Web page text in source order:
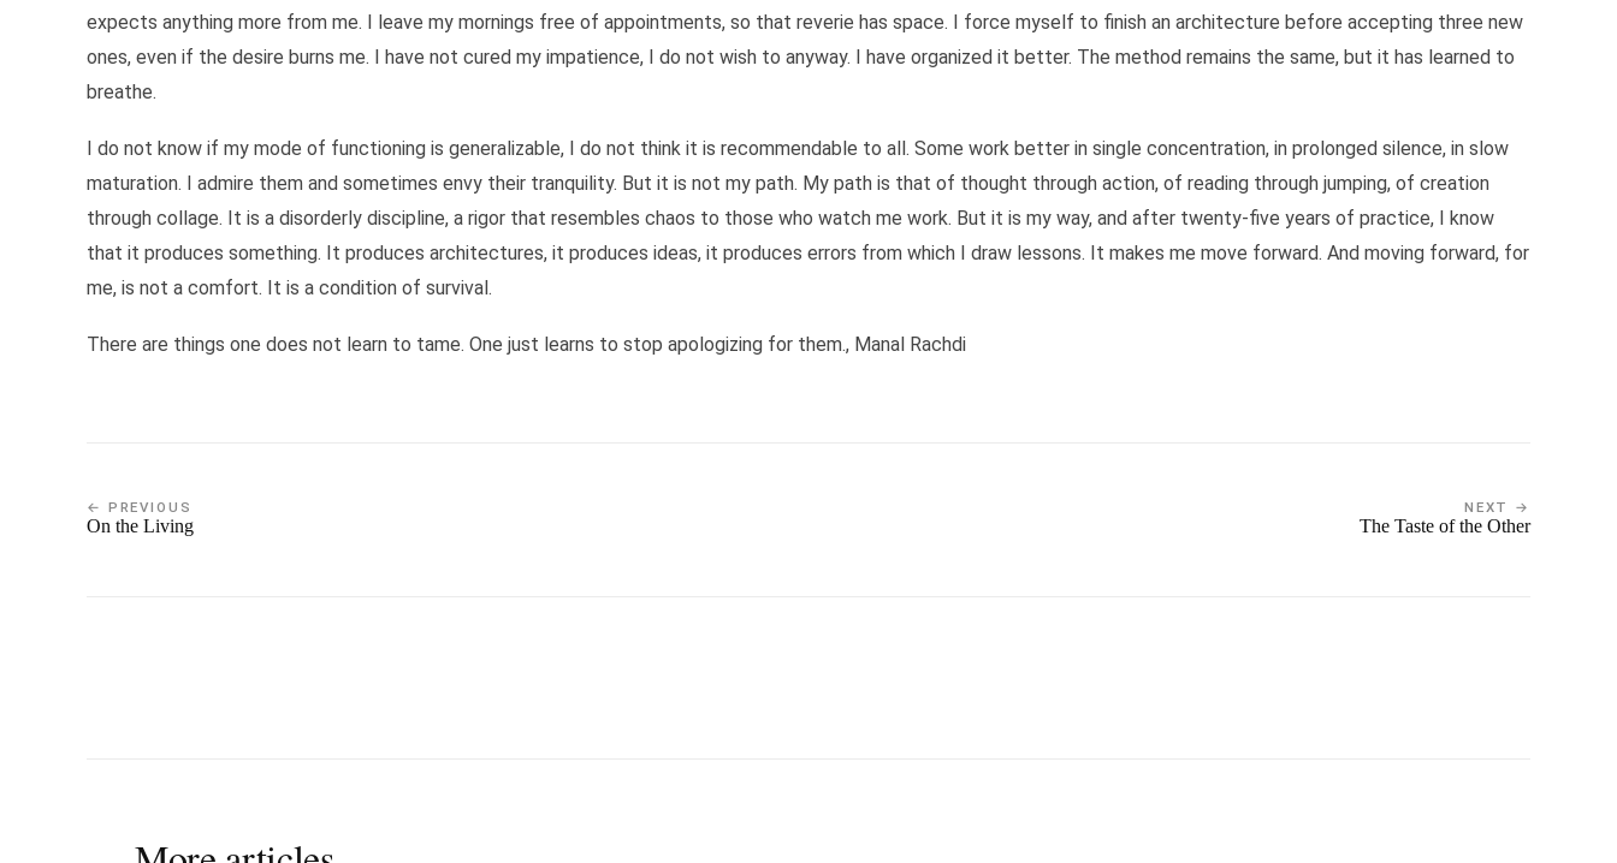
expects anything more from me. I leave my mornings free of appointments, so that reverie has space. I force myself to finish an architecture before accepting three new
ones, even if the desire burns me. I have not cured my impatience, I do not wish to anyway. I have organized it better. The method remains the same, but it has learned to
breathe.
I do not know if my mode of functioning is generalizable, I do not think it is recommendable to all. Some work better in single concentration, in prolonged silence, in slow
maturation. I admire them and sometimes envy their tranquility. But it is not my path. My path is that of thought through action, of reading through jumping, of creation
through collage. It is a disorderly discipline, a rigor that resembles chaos to those who watch me work. But it is my way, and after twenty-five years of practice, I know
that it produces something. It produces architectures, it produces ideas, it produces errors from which I draw lessons. It makes me move forward. And moving forward, for
me, is not a comfort. It is a condition of survival.
There are things one does not learn to tame. One just learns to stop apologizing for them., Manal Rachdi
← PREVIOUS
On the Living
NEXT →
The Taste of the Other